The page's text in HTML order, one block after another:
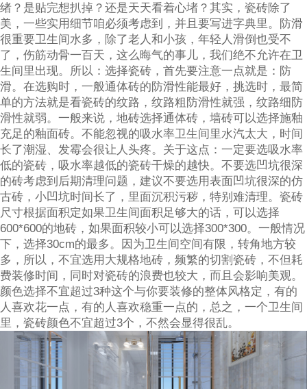
绪？是贴完想扒掉？还是天天看着心堵？其实，瓷砖除了
美，一些实用细节咱必须考虑到，并且要写进字典里。防滑
很重要卫生间水多，除了老人和小孩，年轻人滑倒也受不
了，伤筋动骨一百天，这么晦气的事儿，我们绝不允许在卫
生间里出现。所以：选择瓷砖，首先要注意一点就是：防
滑。在选购时，一般通体砖的防滑性能最好，挑选时，最简
单的方法就是看瓷砖的纹路，纹路粗防滑性就强，纹路细防
滑性就弱。一般来说，地砖选择通体砖，墙砖可以选择施釉
充足的釉面砖。不能忽视的吸水率卫生间里水汽太大，时间
长了潮湿、发霉会很让人头疼。关于这点：一定要选吸水率
低的瓷砖，吸水率越低的瓷砖干燥的越快。不要选凹坑很深
的砖考虑到后期清理问题，建议不要选用表面凹坑很深的仿
古砖，小凹坑时间长了，里面沉积污秽，特别难清理。瓷砖
尺寸根据面积定如果卫生间面积足够大的话，可以选择
600*600的地砖，如果面积较小可以选择300*300。一般情况
下，选择30cm的最多。因为卫生间空间有限，转角地方较
多，所以，不宜选用大规格地砖，频繁的切割瓷砖，不但耗
费装修时间，同时对瓷砖的浪费也较大，而且会影响美观。
颜色选择不宜超过3种这个与你要装修的整体风格定，有的
人喜欢花一点，有的人喜欢稳重一点的，总之，一个卫生间
里，瓷砖颜色不宜超过3个，不然会显得很乱。